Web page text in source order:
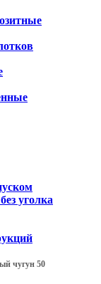
уголка
чугун 50